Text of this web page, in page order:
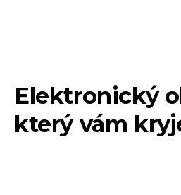
Elektronický
který vám